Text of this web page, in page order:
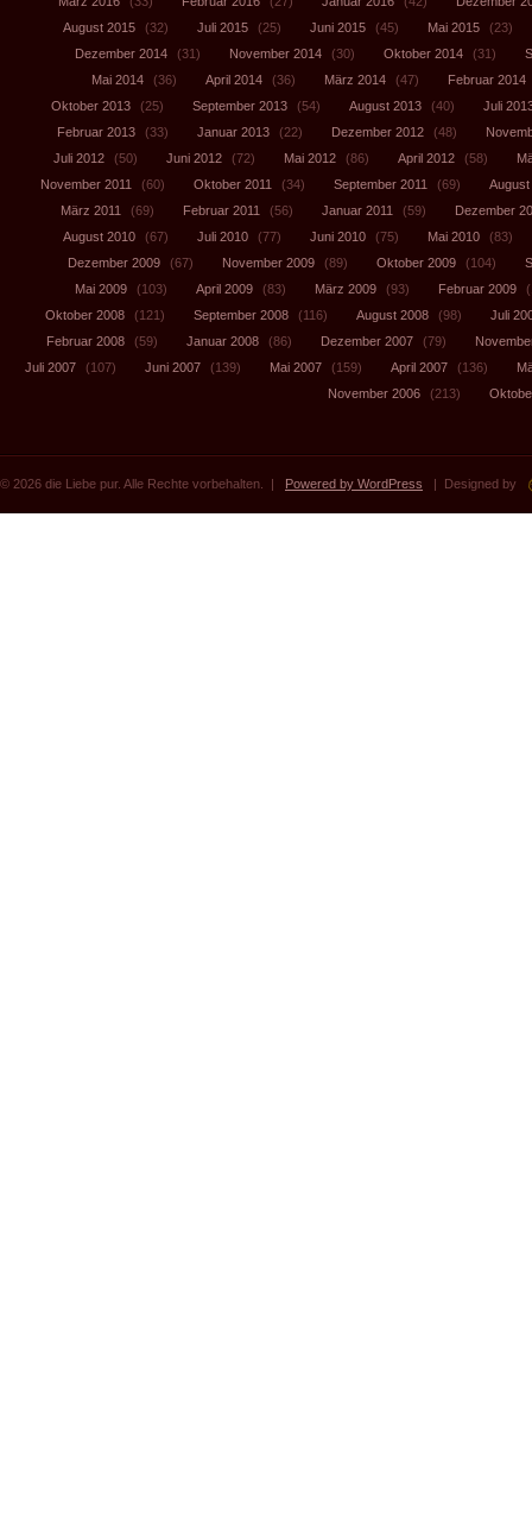
August 2015
(32) Juli 2015 (25) Juni 2015 (45) Mai 2015
(23)
Dezember 2014
(31) November 2014 (30) Oktober 2014 (31)
Mai 2014
(36) April 2014 (36) März 2014 (47) Februar 2014
Oktober 2013
(25) September 2013 (54) August 2013 (40)
Juli
Februar 2013
(33) Januar 2013 (22) Dezember 2012 (48)
Juli 2012
(50) Juni 2012 (72) Mai 2012 (86) April 2012 (58)
November 2011
(60) Oktober 2011 (34) September 2011 (69)
August
März 2011
(69) Februar 2011 (56) Januar 2011 (59)
Dezember
August 2010
(67) Juli 2010 (77) Juni 2010 (75) Mai 2010
(83)
Dezember 2009
(67) November 2009 (89) Oktober 2009 (104)
Mai 2009
(103) April 2009 (83) März 2009 (93) Februar 2009
Oktober 2008
(121) September 2008 (116) August 2008 (98)
Juli
Februar 2008
(59) Januar 2008 (86) Dezember 2007 (79)
Juli 2007
(107) Juni 2007 (139) Mai 2007 (159) April 2007 (136)
November 2006
(213)
© 2026 die Liebe pur. Alle Rechte vorbehalten. | Powered by WordPress | Designed by